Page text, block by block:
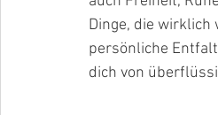
Dinge, die
persönliche
dich von